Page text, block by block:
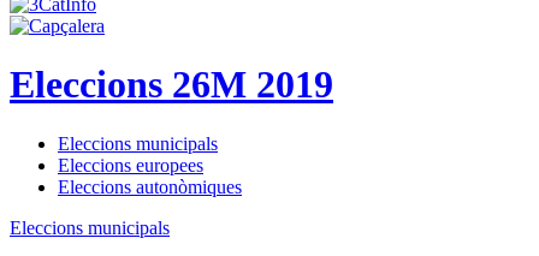
Eleccions 26M 2019
Eleccions municipals
Eleccions europees
Eleccions autonòmiques
Eleccions municipals